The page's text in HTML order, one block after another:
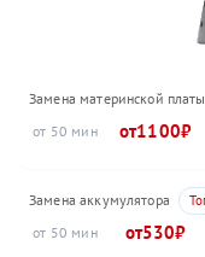
Замена материнской платы
50
1100
Замена аккумулятора
50
530